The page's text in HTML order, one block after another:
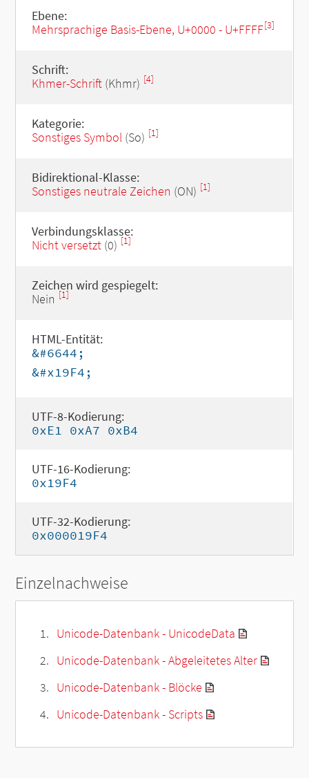
Ebene:
Mehrsprachige Basis-Ebene, U+0000 - U+FFFF[3]
Schrift:
Khmer-Schrift(Khmr) [4]
Kategorie:
Sonstiges Symbol(So) [1]
Bidirektional-Klasse:
Sonstiges neutrale Zeichen (ON) [1]
Verbindungsklasse:
Nicht versetzt(0) [1]
Zeichen wird gespiegelt:
Nein [1]
HTML-Entität:
&#6644;
&#x19F4;
UTF-8-Kodierung:
0xE1 0xA7 0xB4
UTF-16-Kodierung:
0x19F4
UTF-32-Kodierung:
0x000019F4
Einzelnachweise
Unicode-Datenbank - UnicodeData
Unicode-Datenbank - Abgeleitetes Alter
Unicode-Datenbank - Blöcke
Unicode-Datenbank - Scripts